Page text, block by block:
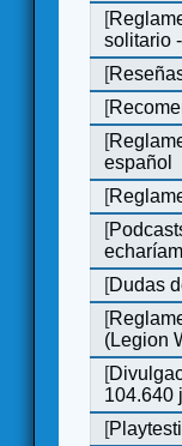
[
solitario
[
[
[
español
[
[
[Dudas
[
(Legion
[
104.640
[